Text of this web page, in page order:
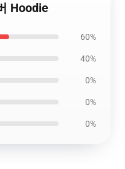
Hoodie
60%
40%
0%
0%
0%